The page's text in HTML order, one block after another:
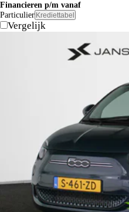
Financieren p/m vanaf
Particulier Krediettabel
Vergelijk